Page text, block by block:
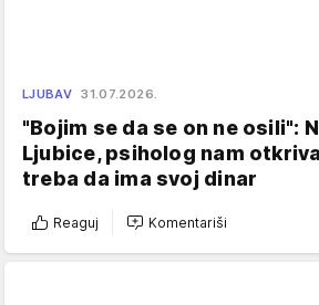
LJUBAV 31.07.2026.
"Bojim se da se on ne osili":
Ljubice, psiholog nam
treba da ima svoj dinar
Reaguj Komentariši